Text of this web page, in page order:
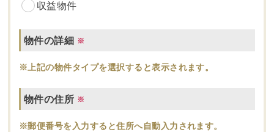
収益物件
物件の詳細 ※
※上記の物件タイプを選択すると表示されます。
物件の住所 ※
※郵便番号を入力すると住所へ自動入力されます。